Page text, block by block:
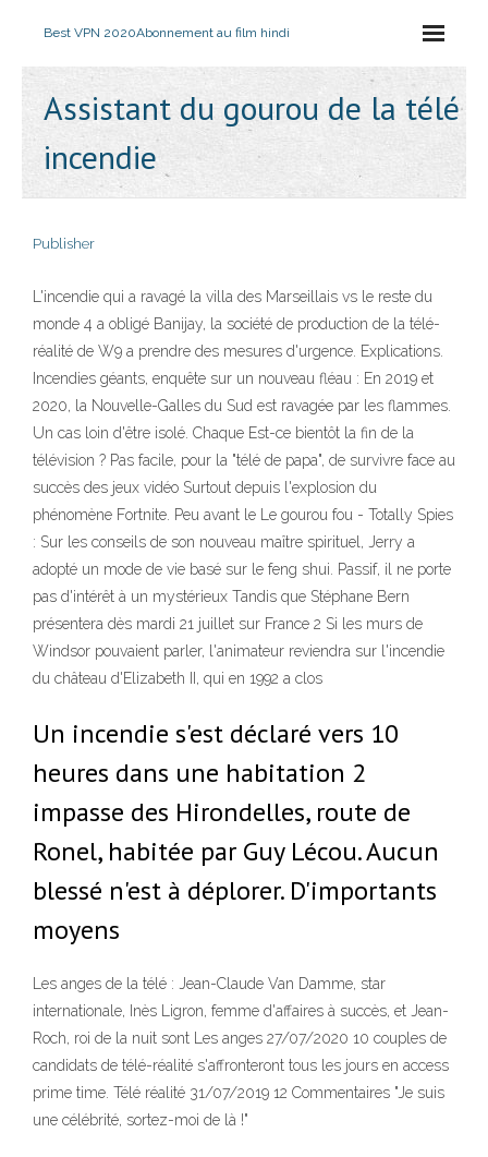
Best VPN 2020Abonnement au film hindi
Assistant du gourou de la télé
incendie
Publisher
L'incendie qui a ravagé la villa des Marseillais vs le reste du
monde 4 a obligé Banijay, la société de production de la télé-
réalité de W9 a prendre des mesures d'urgence. Explications.
Incendies géants, enquête sur un nouveau fléau : En 2019 et
2020, la Nouvelle-Galles du Sud est ravagée par les flammes.
Un cas loin d'être isolé. Chaque Est-ce bientôt la fin de la
télévision ? Pas facile, pour la "télé de papa", de survivre face au
succès des jeux vidéo Surtout depuis l'explosion du
phénomène Fortnite. Peu avant le Le gourou fou - Totally Spies
: Sur les conseils de son nouveau maître spirituel, Jerry a
adopté un mode de vie basé sur le feng shui. Passif, il ne porte
pas d'intérêt à un mystérieux Tandis que Stéphane Bern
présentera dès mardi 21 juillet sur France 2 Si les murs de
Windsor pouvaient parler, l'animateur reviendra sur l'incendie
du château d'Elizabeth II, qui en 1992 a clos
Un incendie s'est déclaré vers 10
heures dans une habitation 2
impasse des Hirondelles, route de
Ronel, habitée par Guy Lécou. Aucun
blessé n'est à déplorer. D'importants
moyens
Les anges de la télé : Jean-Claude Van Damme, star
internationale, Inès Ligron, femme d'affaires à succès, et Jean-
Roch, roi de la nuit sont Les anges 27/07/2020 10 couples de
candidats de télé-réalité s'affronteront tous les jours en access
prime time. Télé réalité 31/07/2019 12 Commentaires "Je suis
une célébrité, sortez-moi de là !"